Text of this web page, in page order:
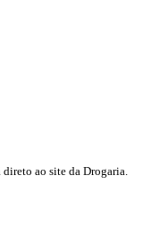
ao site da Drogaria.